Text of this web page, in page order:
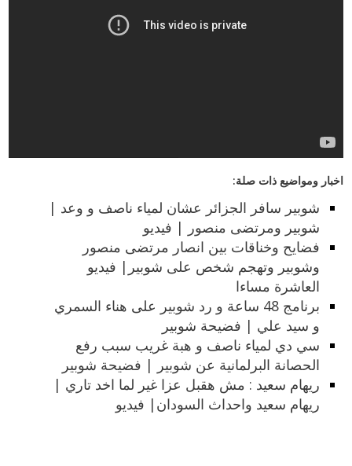
اخبار ومواضيع ذات صلة:
شوبير سافر الجزائر عشان لمياء ناصف و وعد |
شوبير ومرتضى منصور | فيديو
فضايح وخناقات بين انصار مرتضى منصور
وشوبير وتهجم شخص على شوبير| فيديو
العاشرة مساءا
برنامج 48 ساعة و رد شوبير على هناء السمري
و سيد علي | فضيحة شوبير
سي دي لمياء ناصف و هبة غريب سبب رفع
الحصانة البرلمانية عن شوبير | فضيحة شوبير
ريهام سعيد : مش هقبل عزا غير لما اخد تاري |
ريهام سعيد واحداث السودان| فيديو